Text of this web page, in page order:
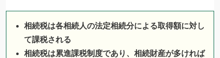
相続税は各相続人の法定相続分による取得額に対し
て課税される
相続税は累進課税制度であり、相続財産が多ければ